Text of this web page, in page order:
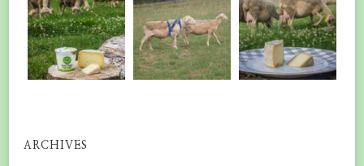
ARCHIVES